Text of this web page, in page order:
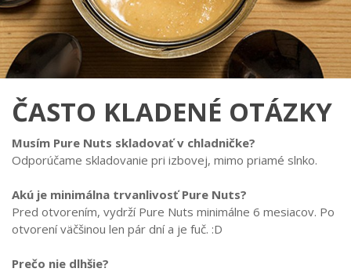
ČASTO KLADENÉ OTÁZKY
Musím Pure Nuts skladovať v chladničke?
Odporúčame skladovanie pri izbovej, mimo priamé slnko.
Akú je minimálna trvanlivosť Pure Nuts?
Pred otvorením, vydrží Pure Nuts minimálne 6 mesiacov. Po
otvorení väčšinou len pár dní a je fuč. :D
Prečo nie dlhšie?